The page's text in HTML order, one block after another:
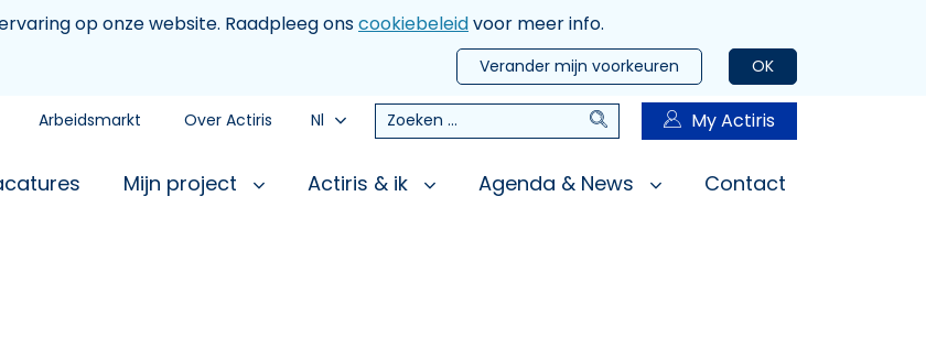
op onze website. Raadpleeg onscookiebeleidvoor meer info.
OK
Verander mijn voorkeuren
Arbeidsmarkt Over Actiris Nl Zoeken Zoeken My Actiris
Mijn project Actiris & ik Agenda & News Contact